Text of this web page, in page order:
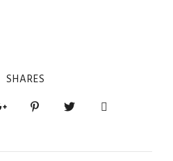
SHARES